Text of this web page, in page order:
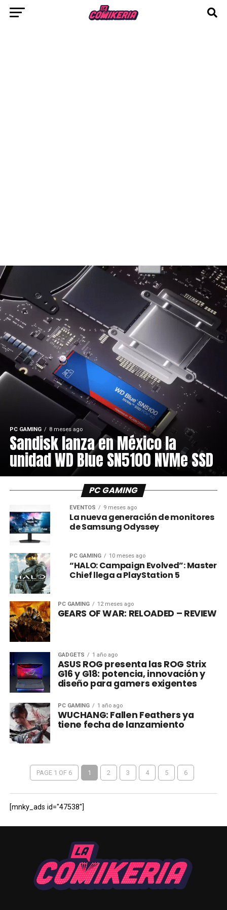
PC GAMING 8 meses ago
Sandisk lanza en México la
unidad WD Blue SN5100 NVMe SSD
PC GAMING
EVENTOS 9 meses ago
La nueva generación de monitores
de Samsung Odyssey
PC GAMING 10 meses ago
“HALO: Campaign Evolved”: Master
Chief llega a PlayStation 5
PC GAMING 12 meses ago
GEARS OF WAR: RELOADED – REVIEW
GADGETS 1 año ago
ASUS ROG presenta las ROG Strix
G16 y G18: potencia, innovación y
diseño para gamers exigentes
PC GAMING 1 año ago
WUCHANG: Fallen Feathers ya
tiene fecha de lanzamiento
PAGE 1 OF 6 1 2 3 4 5 6
[mnky_ads id="47538"]